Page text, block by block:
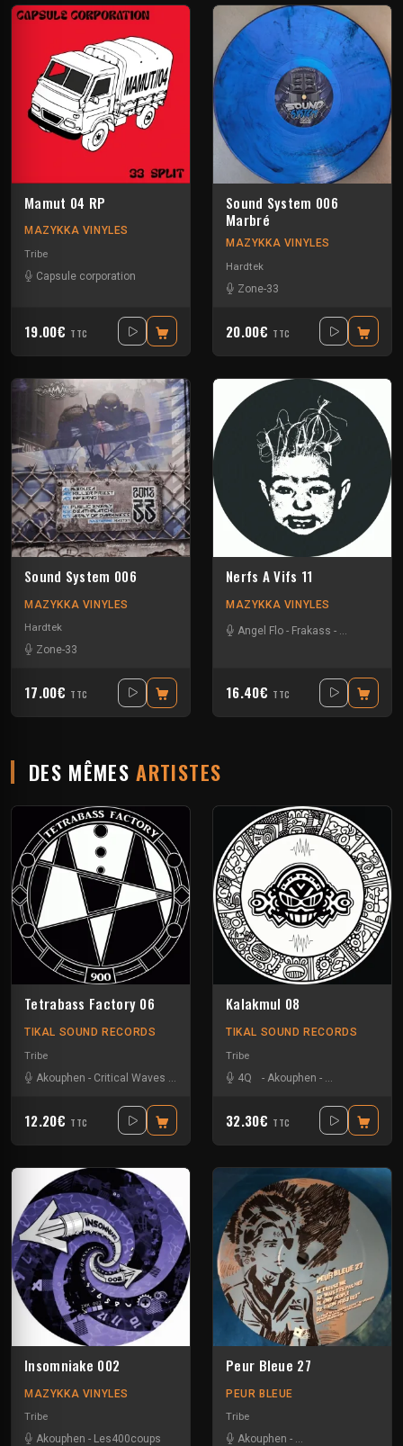
Mamut 04 RP
MAZYKKA VINYLES
Tribe
Capsule corporation
19.00€ TTC
Sound System 006
Marbré
MAZYKKA VINYLES
Hardtek
Zone-33
20.00€ TTC
Sound System 006
MAZYKKA VINYLES
Hardtek
Zone-33
17.00€ TTC
Nerfs A Vifs 11
MAZYKKA VINYLES
Angel Flo - Frakass - Mystik Soul
16.40€ TTC
DES MÊMESARTISTES
Tetrabass Factory 06
TIKAL SOUND RECORDS
Tribe
Akouphen - Critical Waves Dissident Machine -Pandro- Sagsag23
12.20€ TTC
Kalakmul 08
TIKAL SOUND RECORDS
Tribe
4Q
- Akouphen -
32.30€ TTC
Insomniake 002
MAZYKKA VINYLES
Tribe
Akouphen - Les400coups
Peur Bleue 27
PEUR BLEUE
Tribe
Akouphen - Damage Circuits